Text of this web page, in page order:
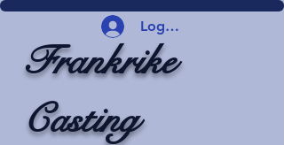
Logg inn
Frankrike
Casting